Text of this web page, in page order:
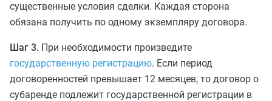
существенные условия сделки. Каждая сторона
обязана получить по одному экземпляру договора.
Шаг 3. При необходимости произведите
государственную регистрацию. Если период
договоренностей превышает 12 месяцев, то договор о
субаренде подлежит государственной регистрации в